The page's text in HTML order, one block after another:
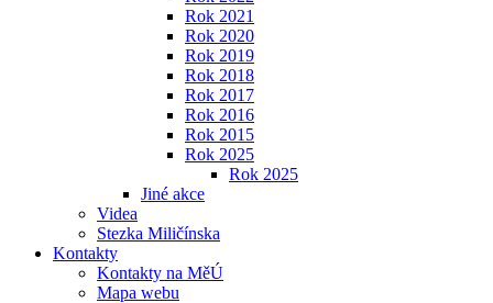
Rok 2021
Rok 2020
Rok 2019
Rok 2018
Rok 2017
Rok 2016
Rok 2015
Rok 2025
Rok 2025
Jiné akce
Videa
Stezka Miličínska
Kontakty
Kontakty na MěÚ
Mapa webu